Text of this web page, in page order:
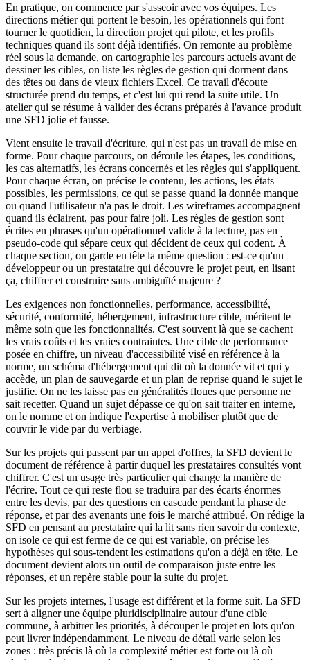
En pratique, on commence par s'asseoir avec vos équipes. Les
directions métier qui portent le besoin, les opérationnels qui font
tourner le quotidien, la direction projet qui pilote, et les profils
techniques quand ils sont déjà identifiés. On remonte au problème
réel sous la demande, on cartographie les parcours actuels avant de
dessiner les cibles, on liste les règles de gestion qui dorment dans
des têtes ou dans de vieux fichiers Excel. Ce travail d'écoute
structurée prend du temps, et c'est lui qui rend la suite utile. Un
atelier qui se résume à valider des écrans préparés à l'avance produit
une SFD jolie et fausse.
Vient ensuite le travail d'écriture, qui n'est pas un travail de mise en
forme. Pour chaque parcours, on déroule les étapes, les conditions,
les cas alternatifs, les écrans concernés et les règles qui s'appliquent.
Pour chaque écran, on précise le contenu, les actions, les états
possibles, les permissions, ce qui se passe quand la donnée manque
ou quand l'utilisateur n'a pas le droit. Les wireframes accompagnent
quand ils éclairent, pas pour faire joli. Les règles de gestion sont
écrites en phrases qu'un opérationnel valide à la lecture, pas en
pseudo-code qui sépare ceux qui décident de ceux qui codent. À
chaque section, on garde en tête la même question : est-ce qu'un
développeur ou un prestataire qui découvre le projet peut, en lisant
ça, chiffrer et construire sans ambiguïté majeure ?
Les exigences non fonctionnelles, performance, accessibilité,
sécurité, conformité, hébergement, infrastructure cible, méritent le
même soin que les fonctionnalités. C'est souvent là que se cachent
les vrais coûts et les vraies contraintes. Une cible de performance
posée en chiffre, un niveau d'accessibilité visé en référence à la
norme, un schéma d'hébergement qui dit où la donnée vit et qui y
accède, un plan de sauvegarde et un plan de reprise quand le sujet le
justifie. On ne les laisse pas en généralités floues que personne ne
sait recetter. Quand un sujet dépasse ce qu'on sait traiter en interne,
on le nomme et on indique l'expertise à mobiliser plutôt que de
couvrir le vide par du verbiage.
Sur les projets qui passent par un appel d'offres, la SFD devient le
document de référence à partir duquel les prestataires consultés vont
chiffrer. C'est un usage très particulier qui change la manière de
l'écrire. Tout ce qui reste flou se traduira par des écarts énormes
entre les devis, par des questions en cascade pendant la phase de
réponse, et par des avenants une fois le marché attribué. On rédige la
SFD en pensant au prestataire qui la lit sans rien savoir du contexte,
on isole ce qui est ferme de ce qui est variable, on précise les
hypothèses qui sous-tendent les estimations qu'on a déjà en tête. Le
document devient alors un outil de comparaison juste entre les
réponses, et un repère stable pour la suite du projet.
Sur les projets internes, l'usage est différent et la forme suit. La SFD
sert à aligner une équipe pluridisciplinaire autour d'une cible
commune, à arbitrer les priorités, à découper le projet en lots qu'on
peut livrer indépendamment. Le niveau de détail varie selon les
zones : très précis là où la complexité métier est forte ou là où